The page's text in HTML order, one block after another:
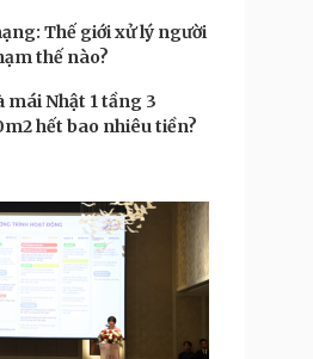
Thế giới xử lý người
thế nào?
mái Nhật 1 tầng 3
hết bao nhiêu tiền?